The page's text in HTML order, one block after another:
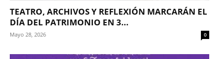
TEATRO, ARCHIVOS Y REFLEXIÓN MARCARÁN EL
DÍA DEL PATRIMONIO EN 3...
Mayo 28, 2026 0